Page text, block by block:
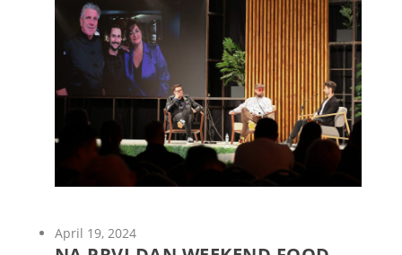
April 19, 2024